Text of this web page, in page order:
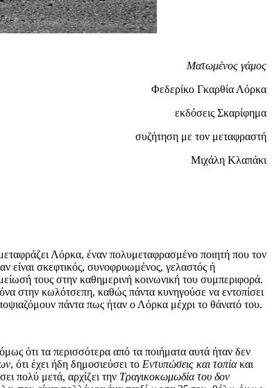
Ματωμένος γάμος
Φεδερίκο Γκαρθία Λόρκα
εκδόσεις Σκαρίφημα
συζήτηση με τον μεταφραστή
Μιχάλη Κλαπάκι
Λόρκα, έναν πολυμεταφρασμένο ποιητή που τον
είναι σκεφτικός, συνοφρυωμένος, γελαστός ή
τους στην καθημερινή κοινωνική του συμπεριφορά.
στην κωλότσεπη, καθώς πάντα κυνηγούσε να εντοπίσει
πάντα πως ήταν ο Λόρκα μέχρι το θάνατό του.
ότι τα περισσότερα από τα ποιήματα αυτά ήταν δεν
, ότι έχει ήδη δημοσιεύσει το Εντυπώσεις και τοπίακαι
πολύ μετά, αρχίζει την Τραγικοκωμωδία του δον